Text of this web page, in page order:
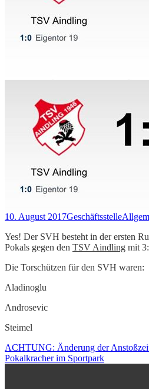
10. August 2017Geschäftsstelle
Yes! Der SVH besteht in der ersten
Pokals gegen den TSV Aindling mit
Die Torschützen für den SVH waren:
Aladinoglu
Androsevic
Steimel
ACHTUNG: Änderung der
Pokalkracher im Sportpark